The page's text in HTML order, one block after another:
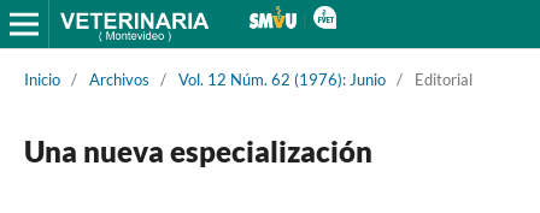
Inicio / Archivos / Vol. 12 Núm. 62 (1976): Junio / Editorial
Una nueva especialización